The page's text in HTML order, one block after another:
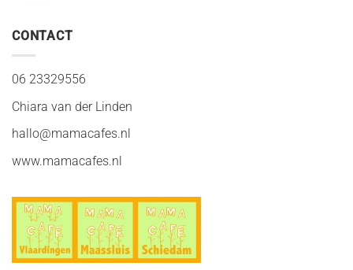
CONTACT
06 23329556
Chiara van der Linden
hallo@mamacafes.nl
www.mamacafes.nl